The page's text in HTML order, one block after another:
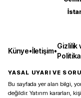
Künye•İletişim•
Gizlilik
YASAL UYARI VE
Bu sayfada yer alan bilgi,
değildir. Yatırım kararları,